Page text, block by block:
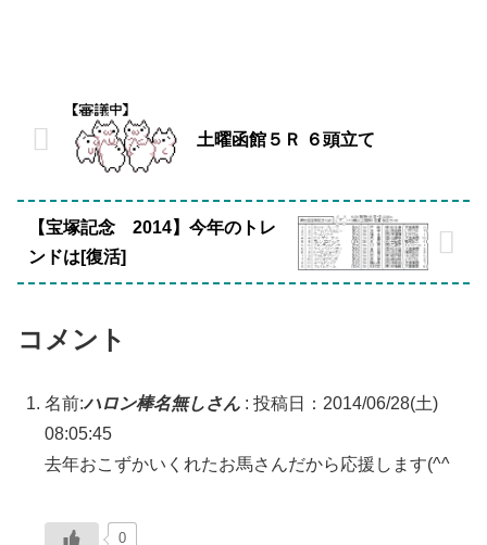
土曜函館５Ｒ ６頭立て
【宝塚記念 2014】今年のトレ
ンドは[復活]
コメント
名前:ハロン棒名無しさん : 投稿日：2014/06/28(土)
08:05:45
去年おこずかいくれたお馬さんだから応援します(^^ゞ
0